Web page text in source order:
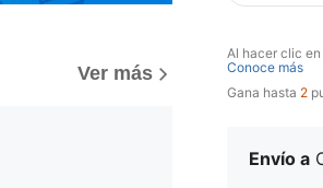
Ver más
Al hacer clic
Conoce más
Gana hasta 2
Envío a